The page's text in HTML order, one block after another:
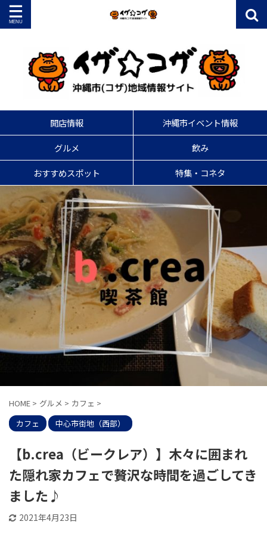
開店情報
沖縄市イベント情報
グルメ
飲み
おすすめスポット
特集・コネタ
HOME > グルメ > カフェ >
カフェ
中心市街地（西部）
【b.crea（ビークレア）】木々に囲まれ
た隠れ家カフェで贅沢な時間を過ごしてき
ました♪
2021年4月23日